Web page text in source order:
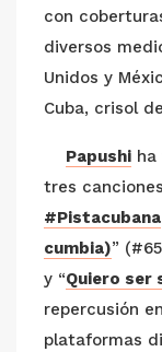
con
diversos
Unidos y
Cuba, crisol
Papushi ha
tres
#Pistacubana
cumbia)”
y “Quiero ser
repercusión
plataformas